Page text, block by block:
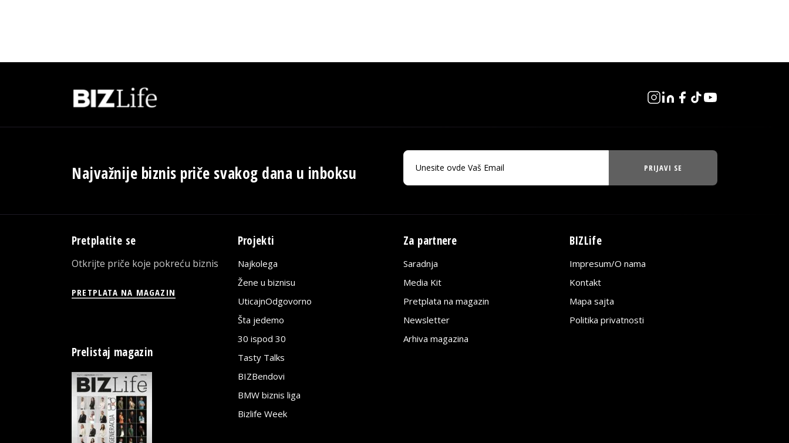
Najvažnije biznis priče svakog dana u inboksu PRIJAVI SE
Pretplatite se
Otkrijte priče koje pokreću biznis
PRETPLATA NA MAGAZIN
Prelistaj magazin
Projekti
Najkolega
Žene u biznisu
UticajnOdgovorno
Šta jedemo
30 ispod 30
Tasty Talks
BIZBendovi
BMW biznis liga
Bizlife Week
Za partnere
Saradnja
Media Kit
Pretplata na magazin
Newsletter
Arhiva magazina
BIZLife
Impresum/O nama
Kontakt
Mapa sajta
Politika privatnosti